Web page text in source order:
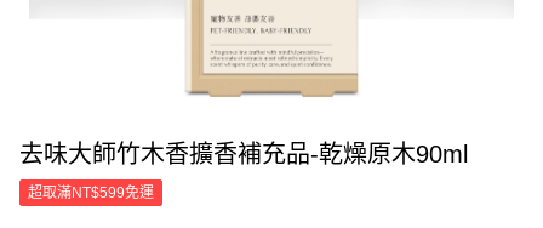
去味大師竹木香擴香補充品-乾燥原木90ml
超取滿NT$599免運